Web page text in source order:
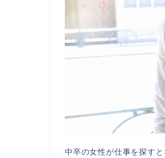
中卒の女性が仕事を探す